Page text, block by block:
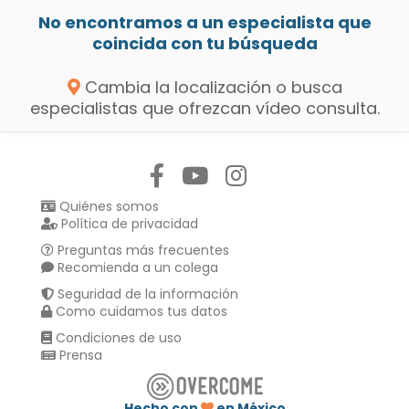
No encontramos a un especialista que
coincida con tu búsqueda
Cambia la localización o busca
especialistas que ofrezcan vídeo consulta.
Quiénes somos
Política de privacidad
Preguntas más frecuentes
Recomienda a un colega
Seguridad de la información
Como cuidamos tus datos
Condiciones de uso
Prensa